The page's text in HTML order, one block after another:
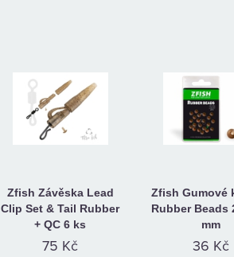
Zfish Závěska Lead
Clip Set & Tail Rubber
+ QC 6 ks
75 Kč
Zfish Gumové
Rubber Beads
mm
36 Kč